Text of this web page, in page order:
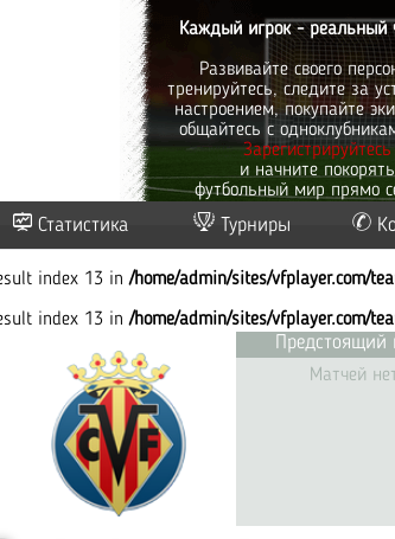
Каждый игрок - реальный
Развивайте своего
тренируйтесь, следите за
настроением, покупайте
общайтесь с
Зарегистрируйтесь
и начните покорять
футбольный мир прямо
Статистика Турниры
index 13 in/home/admin/sites/vfplayer.com/
index 13 in/home/admin/sites/vfplayer.com/
Предстоящий
Матчей